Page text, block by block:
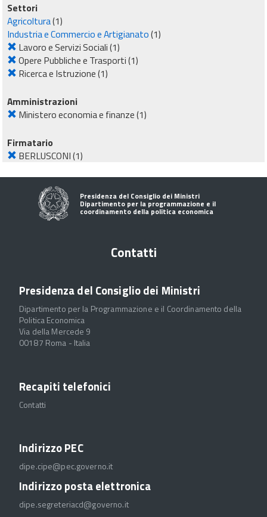
Settori
Agricoltura(1)
Industria e Commercio e Artigianato(1)
Lavoro e Servizi Sociali(1)
Opere Pubbliche e Trasporti(1)
Ricerca e Istruzione(1)
Amministrazioni
Ministero economia e finanze(1)
Firmatario
BERLUSCONI(1)
Presidenza del Consiglio dei Ministri
Dipartimento per la programmazione e il
coordinamento della politica economica
Contatti
Presidenza del Consiglio dei Ministri
Dipartimento per la Programmazione e il Coordinamento della
Politica Economica
Via della Mercede 9
00187 Roma - Italia
Recapiti telefonici
Contatti
Indirizzo PEC
dipe.cipe@pec.governo.it
Indirizzo posta elettronica
dipe.segreteriacd@governo.it